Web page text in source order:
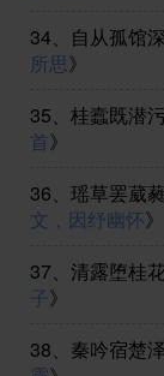
34、 自从孤馆
所思》
35、 桂蠧既潜
首》
36、 瑶草罢葳
文，因纾幽怀》
37、 清露堕桂
子 》
38、 秦吟宿楚